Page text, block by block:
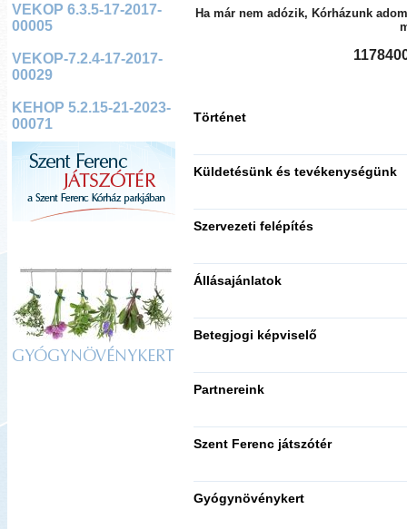
VEKOP 6.3.5-17-2017-
00005
VEKOP-7.2.4-17-2017-
00029
KEHOP 5.2.15-21-2023-
00071
GYÓGYNÖVÉNYKERT
Ha már nem adózik, Kórházunk
Történet
Küldetésünk és tevékenységünk
Szervezeti felépítés
Állásajánlatok
Betegjogi képviselő
Partnereink
Szent Ferenc játszótér
Gyógynövénykert